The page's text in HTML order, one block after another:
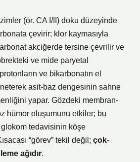
(ör. CA I/II) doku düzeyinde
çevirir; klor kaymasıyla
akciğerde tersine çevrilir ve
ve mide paryetal
ve bikarbonatın el
asit-baz dengesinin sahne
yapar. Gözdeki membran-
hümor oluşumunu etkiler; bu
tedavisinin köşe
“görev” tekil değil; çok-
ağıdır.